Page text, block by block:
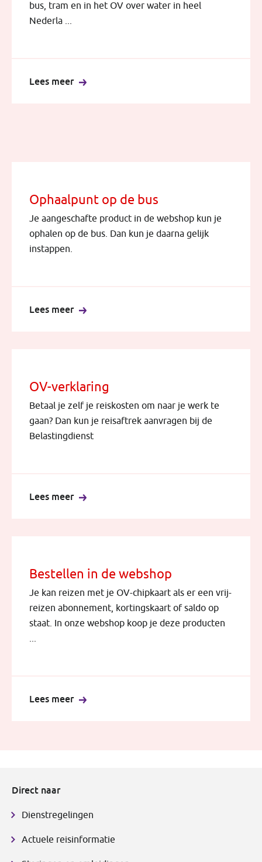
bus, tram en in het OV over water in heel
Nederla ...
Lees meer
Ophaalpunt op de bus
Je aangeschafte product in de webshop kun je
ophalen op de bus. Dan kun je daarna gelijk
instappen.
Lees meer
OV-verklaring
Betaal je zelf je reiskosten om naar je werk te
gaan? Dan kun je reisaftrek aanvragen bij de
Belastingdienst
Lees meer
Bestellen in de webshop
Je kan reizen met je OV-chipkaart als er een vrij-
reizen abonnement, kortingskaart of saldo op
staat. In onze webshop koop je deze producten
Lees meer
Direct naar
Dienstregelingen
Actuele reisinformatie